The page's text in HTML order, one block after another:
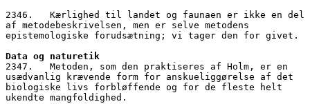
2346.   Kærlighed til landet og faunaen er ikke en del
af metodebeskrivelsen, men er selve metodens
epistemologiske forudsætning; vi tager den for givet.
Data og naturetik
2347.   Metoden, som den praktiseres af Holm, er en
usædvanlig krævende form for anskueliggørelse af det
biologiske livs forbløffende og for de fleste helt
ukendte mangfoldighed.